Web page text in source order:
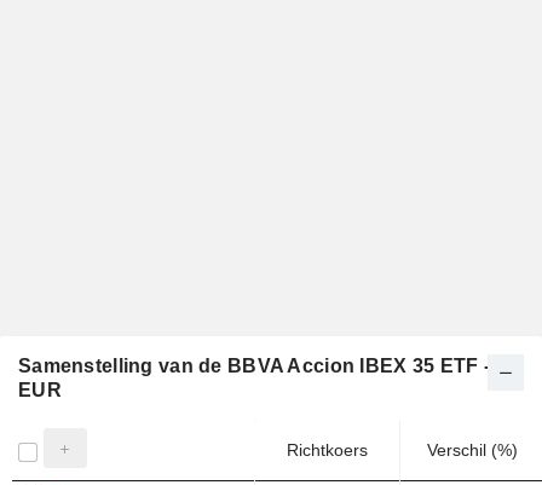
Samenstelling van de BBVA Accion IBEX 35 ETF -
EUR
Richtkoers Verschil (%)